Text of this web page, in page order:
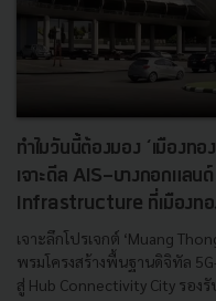
ทำไมวันนี้ต้องมอง ‘เมืองทอ
เจาะดีล AIS-บางกอกแล
Infrastructure ที่เมืองทอ
เจาะลึกโปรเจกต์ ‘Muang
พรมโครงสร้างพื้นฐานดิจิทัล
สู่ Hub Connectivity City รองรั